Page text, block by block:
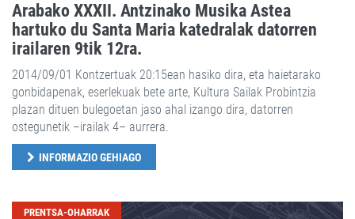
Arabako XXXII. Antzinako Musika Astea
hartuko du Santa Maria katedralak datorren
irailaren 9tik 12ra.
2014/09/01 Kontzertuak 20:15ean hasiko dira, eta haietarako
gonbidapenak, eserlekuak bete arte, Kultura Sailak Probintzia
plazan dituen bulegoetan jaso ahal izango dira, datorren
ostegunetik –irailak 4– aurrera.
INFORMAZIO GEHIAGO
PRENTSA-OHARRAK